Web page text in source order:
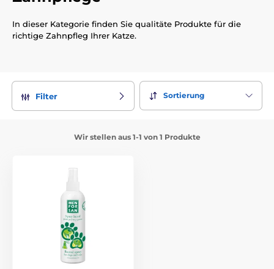
In dieser Kategorie finden Sie qualitäte Produkte für die
richtige Zahnpfleg Ihrer Katze.
Filter Sortierung
Wir stellen aus 1-1 von 1 Produkte